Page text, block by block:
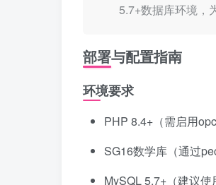
5.7+数据库环境，
部署与配置指南
环境要求
PHP 8.4+（需启用
SG16数学库（通过
MySQL 5.7+（建议使